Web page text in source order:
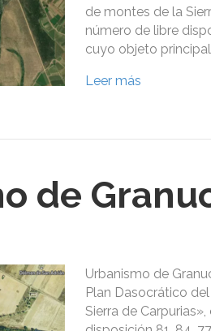
de montes de la
número de libre
cuyo objeto
Leer más
de
Urbanismo de
Plan Dasocrático
Sierra de